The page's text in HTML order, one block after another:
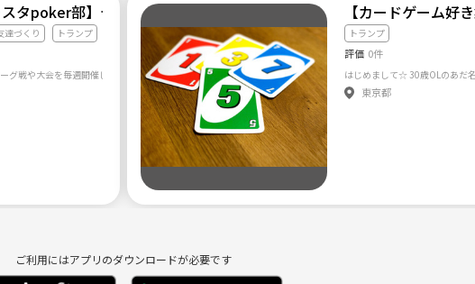
タpoker部】テキサスホールデム！20代・30代・40代！女性参加多め
達づくり トランプ
グ戦や大会を毎週開催します！ 初心者の方大歓迎！ ポーカー好きな仲間を作って、みんなで楽しく遊びましょう
【カードゲーム好
トランプ
評価 0件
東京都
ご利用にはアプリのダウンロードが必要です